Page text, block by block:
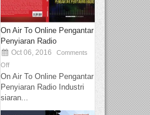
On Air To Online Pengantar
Penyiaran Radio
Oct 06, 2016
Comments
Off
On Air To Online Pengantar
Penyiaran Radio Industri
siaran...